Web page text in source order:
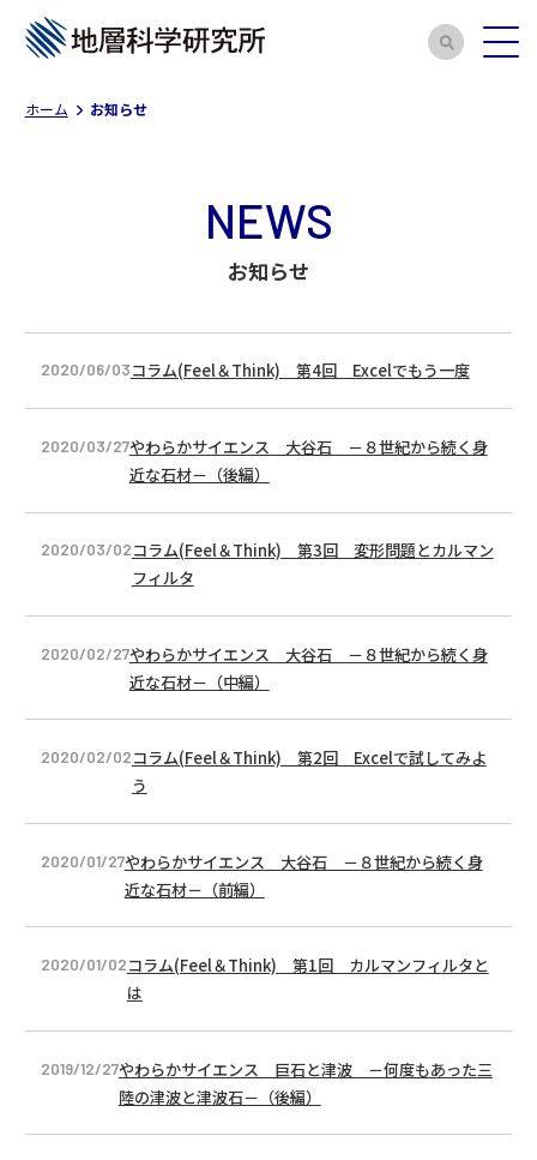
ホーム お知らせ
NEWS
お知らせ
2020/06/03コラム(Feel＆Think) 第4回 Excelでもう一度
2020/03/27やわらかサイエンス 大谷石 －８世紀から続く身
近な石材－（後編）
2020/03/02コラム(Feel＆Think) 第3回 変形問題とカルマン
フィルタ
2020/02/27やわらかサイエンス 大谷石 －８世紀から続く身
近な石材－（中編）
2020/02/02コラム(Feel＆Think) 第2回 Excelで試してみよ
う
2020/01/27やわらかサイエンス 大谷石 －８世紀から続く身
近な石材－（前編）
2020/01/02コラム(Feel＆Think) 第1回 カルマンフィルタと
は
2019/12/27やわらかサイエンス 巨石と津波 －何度もあった三
陸の津波と津波石－（後編）